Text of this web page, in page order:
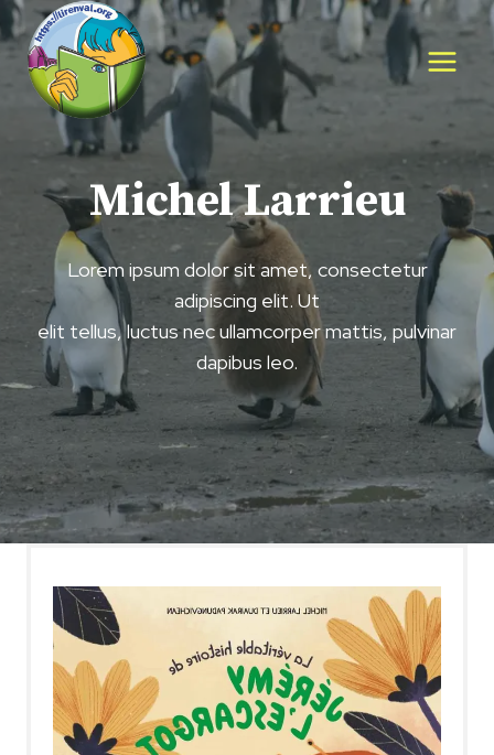
Aller
au
contenu
Michel Larrieu
Lorem ipsum dolor sit amet, consectetur
adipiscing elit. Ut
elit tellus, luctus nec ullamcorper mattis, pulvinar
dapibus leo.